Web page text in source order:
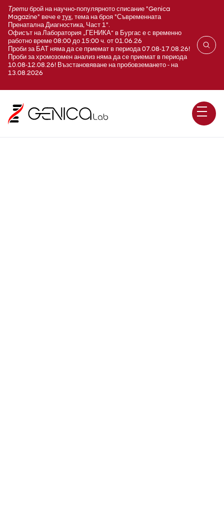
Трети брой на научно-популярното списание "Genica
Magazine" вече е тук, тема на броя "Съвременната
Пренатална Диагностика, Част 1".
Офисът на Лаборатория „ГЕНИКА“ в Бургас е с временно
работно време 08:00 до 15:00 ч. от 01.06.26
Проби за БАТ няма да се приемат в периода 07.08-17.08.26!
Проби за хромозомен анализ няма да се приемат в периода
10.08-12.08.26! Възстановяване на пробовземането - на
13.08.2026